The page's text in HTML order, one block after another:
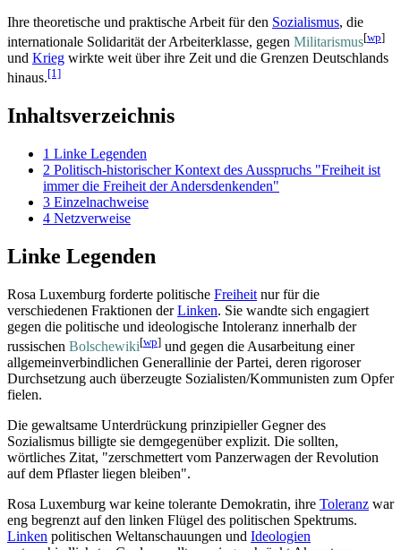
Ihre theoretische und praktische Arbeit für den Sozialismus, die
internationale Solidarität der Arbeiter­klasse, gegen Militarismus[wp]
und Krieg wirkte weit über ihre Zeit und die Grenzen Deutschlands
hinaus.[1]
Inhaltsverzeichnis
1 Linke Legenden
2 Politisch-historischer Kontext des Ausspruchs "Freiheit ist
immer die Freiheit der Andersdenkenden"
3 Einzelnachweise
4 Netzverweise
Linke Legenden
Rosa Luxemburg forderte politische Freiheit nur für die
verschiedenen Fraktionen derLinken. Sie wandte sich engagiert
gegen die politische und ideologische Intoleranz innerhalb der
russischen Bolschewiki[wp] und gegen die Ausarbeitung einer
allgemein­verbindlichen Generallinie der Partei, deren rigoroser
Durchsetzung auch überzeugte Sozialisten/Kommunisten zum Opfer
fielen.
Die gewaltsame Unterdrückung prinzipieller Gegner des
Sozialismus billigte sie demgegenüber explizit. Die sollten,
wörtliches Zitat, "zerschmettert vom Panzerwagen der Revolution
auf dem Pflaster liegen bleiben".
Rosa Luxemburg war keine tolerante Demokratin, ihre Toleranz war
eng begrenzt auf den linken Flügel des politischen Spektrums.
Linken politischen Welt­anschauungen und Ideologien